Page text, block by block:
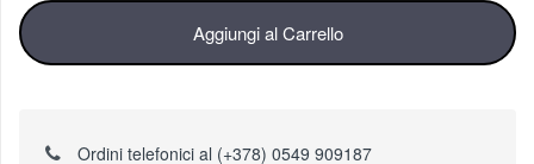
Aggiungi al Carrello
Ordini telefonici al (+378) 0549 909187